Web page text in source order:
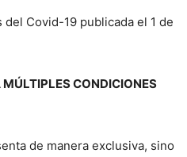
Covid-19 publicada el 1 de
CONDICIONES
de manera exclusiva, sino